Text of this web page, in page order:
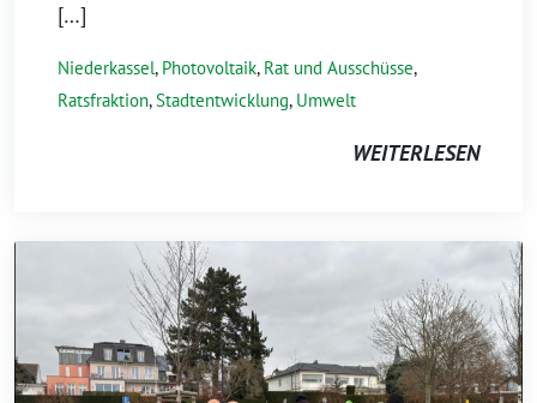
[…]
Niederkassel, Photovoltaik, Rat und Ausschüsse,
Ratsfraktion,Stadtentwicklung, Umwelt
WEITERLESEN